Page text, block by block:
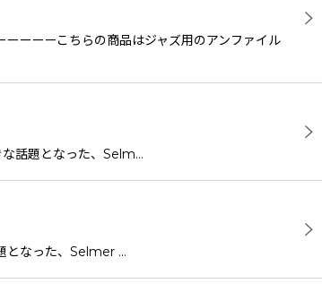
ーーーこちらの商品はジャズ用のアンファイル
話題となった、Selm…
となった、Selmer …